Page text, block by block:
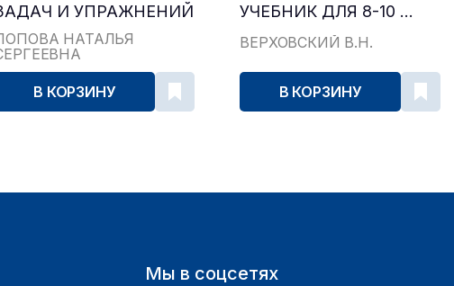
И УПРАЖНЕНИЙ
НА...НАТАЛЬЯ
В КОРЗИНУ
УЧЕБНИК ДЛЯ 8-10 ...
ВЕРХОВСКИЙ В.Н.
В КОРЗИНУ
Мы в соцсетях